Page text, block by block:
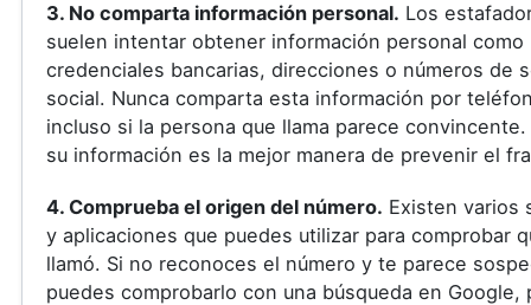
3. No comparta información personal. Los
suelen intentar obtener información personal como
credenciales bancarias, direcciones o números de
social. Nunca comparta esta información por
incluso si la persona que llama parece
su información es la mejor manera de prevenir el
4. Comprueba el origen del número. Existen varios
y aplicaciones que puedes utilizar para comprobar
llamó. Si no reconoces el número y te parece
puedes comprobarlo con una búsqueda en Google,